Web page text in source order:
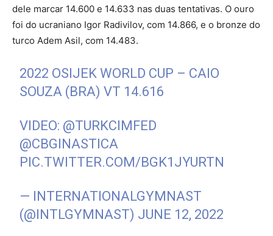
dele marcar 14.600 e 14.633 nas duas tentativas. O ouro
foi do ucraniano Igor Radivilov, com 14.866, e o bronze do
turco Adem Asil, com 14.483.
2022 OSIJEK WORLD CUP – CAIO
SOUZA (BRA) VT 14.616
VIDEO: @TURKCIMFED
@CBGINASTICA
PIC.TWITTER.COM/BGK1JYURTN
— INTERNATIONALGYMNAST
(@INTLGYMNAST) JUNE 12, 2022